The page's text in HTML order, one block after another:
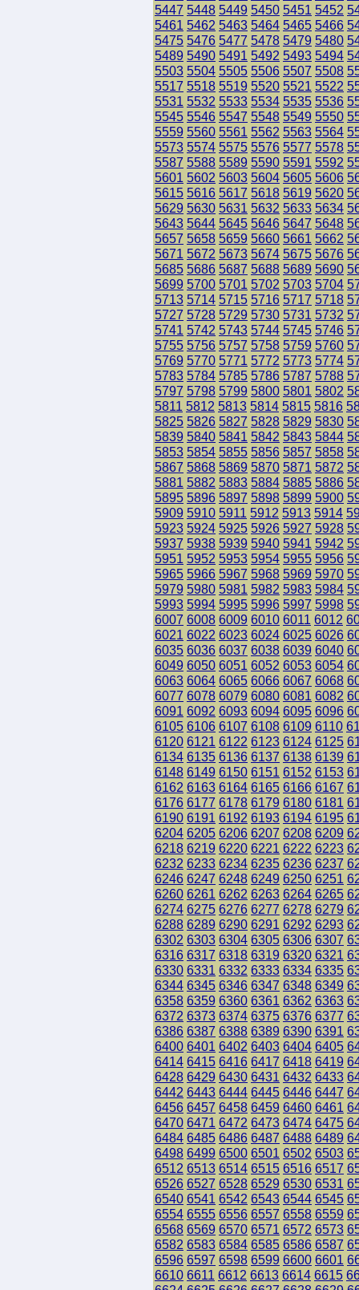
5447 5448 5449 5450 5451 5452
5461 5462 5463 5464 5465 5466
5475 5476 5477 5478 5479 5480
5489 5490 5491 5492 5493 5494
5503 5504 5505 5506 5507 5508
5517 5518 5519 5520 5521 5522
5531 5532 5533 5534 5535 5536
5545 5546 5547 5548 5549 5550
5559 5560 5561 5562 5563 5564
5573 5574 5575 5576 5577 5578
5587 5588 5589 5590 5591 5592
5601 5602 5603 5604 5605 5606
5615 5616 5617 5618 5619 5620
5629 5630 5631 5632 5633 5634
5643 5644 5645 5646 5647 5648
5657 5658 5659 5660 5661 5662
5671 5672 5673 5674 5675 5676
5685 5686 5687 5688 5689 5690
5699 5700 5701 5702 5703 5704
5713 5714 5715 5716 5717 5718
5727 5728 5729 5730 5731 5732
5741 5742 5743 5744 5745 5746
5755 5756 5757 5758 5759 5760
5769 5770 5771 5772 5773 5774
5783 5784 5785 5786 5787 5788
5797 5798 5799 5800 5801 5802
5811 5812 5813 5814 5815 5816
5825 5826 5827 5828 5829 5830
5839 5840 5841 5842 5843 5844
5853 5854 5855 5856 5857 5858
5867 5868 5869 5870 5871 5872
5881 5882 5883 5884 5885 5886
5895 5896 5897 5898 5899 5900
5909 5910 5911 5912 5913 5914
5923 5924 5925 5926 5927 5928
5937 5938 5939 5940 5941 5942
5951 5952 5953 5954 5955 5956
5965 5966 5967 5968 5969 5970
5979 5980 5981 5982 5983 5984
5993 5994 5995 5996 5997 5998
6007 6008 6009 6010 6011 6012
6021 6022 6023 6024 6025 6026
6035 6036 6037 6038 6039 6040
6049 6050 6051 6052 6053 6054
6063 6064 6065 6066 6067 6068
6077 6078 6079 6080 6081 6082
6091 6092 6093 6094 6095 6096
6105 6106 6107 6108 6109 6110
6120 6121 6122 6123 6124 6125
6134 6135 6136 6137 6138 6139
6148 6149 6150 6151 6152 6153
6162 6163 6164 6165 6166 6167
6176 6177 6178 6179 6180 6181
6190 6191 6192 6193 6194 6195
6204 6205 6206 6207 6208 6209
6218 6219 6220 6221 6222 6223
6232 6233 6234 6235 6236 6237
6246 6247 6248 6249 6250 6251
6260 6261 6262 6263 6264 6265
6274 6275 6276 6277 6278 6279
6288 6289 6290 6291 6292 6293
6302 6303 6304 6305 6306 6307
6316 6317 6318 6319 6320 6321
6330 6331 6332 6333 6334 6335
6344 6345 6346 6347 6348 6349
6358 6359 6360 6361 6362 6363
6372 6373 6374 6375 6376 6377
6386 6387 6388 6389 6390 6391
6400 6401 6402 6403 6404 6405
6414 6415 6416 6417 6418 6419
6428 6429 6430 6431 6432 6433
6442 6443 6444 6445 6446 6447
6456 6457 6458 6459 6460 6461
6470 6471 6472 6473 6474 6475
6484 6485 6486 6487 6488 6489
6498 6499 6500 6501 6502 6503
6512 6513 6514 6515 6516 6517
6526 6527 6528 6529 6530 6531
6540 6541 6542 6543 6544 6545
6554 6555 6556 6557 6558 6559
6568 6569 6570 6571 6572 6573
6582 6583 6584 6585 6586 6587
6596 6597 6598 6599 6600 6601
6610 6611 6612 6613 6614 6615